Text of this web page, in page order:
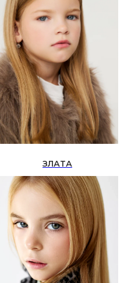
ЗЛАТА